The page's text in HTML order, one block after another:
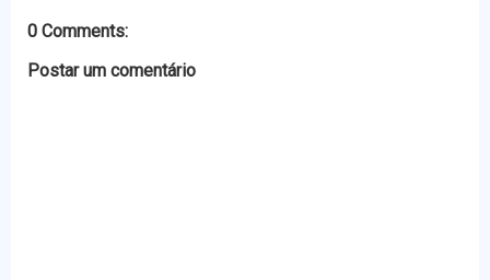
0 Comments:
Postar um comentário